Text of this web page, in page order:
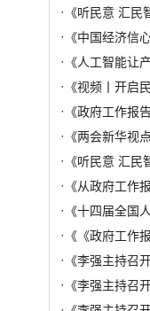
· 《听民意 汇
· 《中国经济信
· 《人工智能让
· 《视频丨开启
· 《政府工作报
· 《两会新华视
· 《听民意 汇
· 《从政府工作
· 《十四届全国
· 《《政府工作
· 《李强主持召
· 《李强主持召